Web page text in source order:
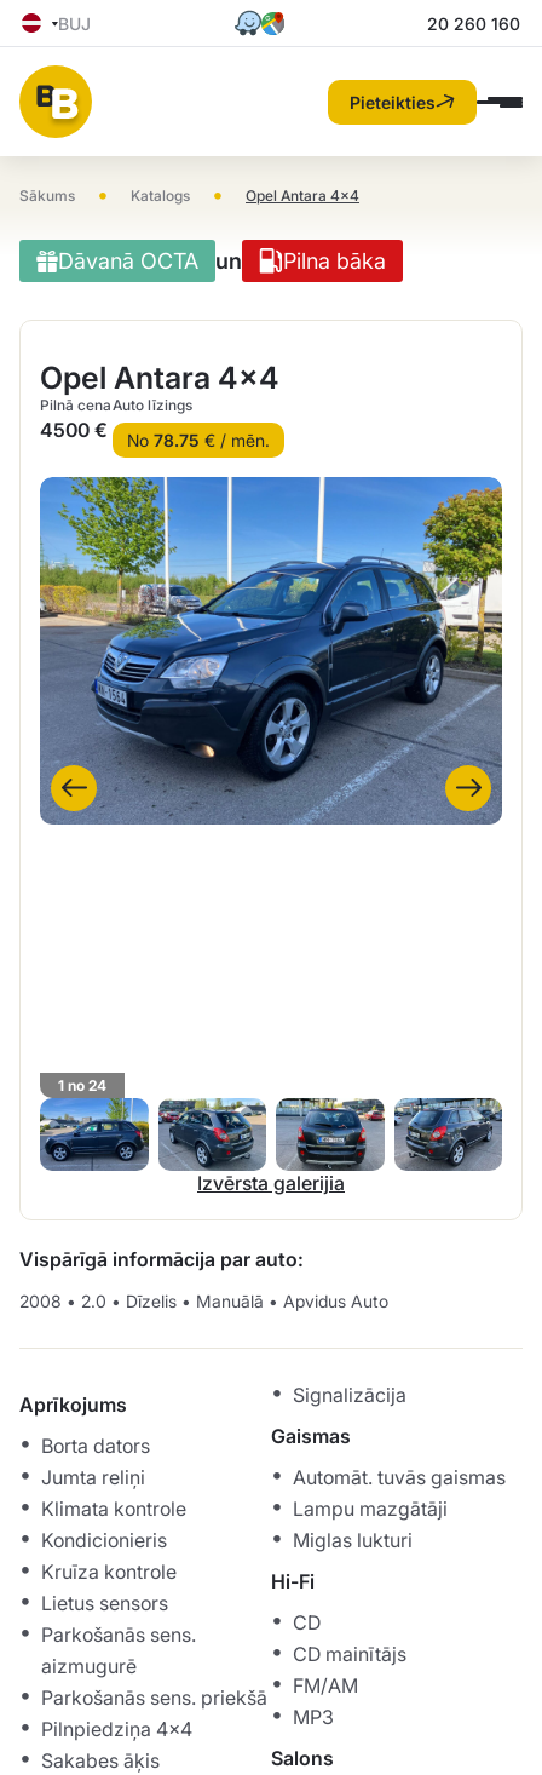
BUJ 20 260 160
Pieteikties
Sākums • Katalogs • Opel Antara 4×4
Dāvanā OCTA un Pilna bāka
Opel Antara 4×4
Pilnā cena
4500 €
Auto līzings
No 78.75 € / mēn.
1 no 24
Izvērsta galerijia
Vispārīgā informācija par auto:
2008 • 2.0 • Dīzelis • Manuālā • Apvidus Auto
Aprīkojums
Borta dators
Jumta reliņi
Klimata kontrole
Kondicionieris
Kruīza kontrole
Lietus sensors
Parkošanās sens.
aizmugurē
Parkošanās sens. priekšā
Pilnpiedziņa 4x4
Sakabes āķis
Signalizācija
Gaismas
Automāt. tuvās gaismas
Lampu mazgātāji
Miglas lukturi
Hi-Fi
CD
CD mainītājs
FM/AM
MP3
Salons